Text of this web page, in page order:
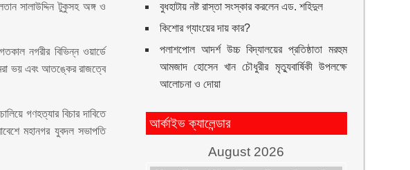
সালাউদ্দিন টুকুসহ অঙ্গ ও
নগরীর বিভিন্ন ওয়ার্ডে
ভয় এবং আতঙ্কের রাজত্বে
গণহত্যার বিচার দাবিতে
মহানগর যুবদল সভাপতি
বুধহাটায় নষ্ট রাস্তা সংস্কার করলেন এড. শহিদুল
কিশোর গ্যাংয়ের দায় কার?
পলাশপোল আদর্শ উচ্চ বিদ্যালয়ের প্রতিষ্ঠাতা মরহুম
আমজাদ হোসেন খান চৌধুরীর মৃত্যুবার্ষিকী উপলক্ষে
আলোচনা ও দোয়া
আর্কাইভ ক্যালেন্ডার
August 2026